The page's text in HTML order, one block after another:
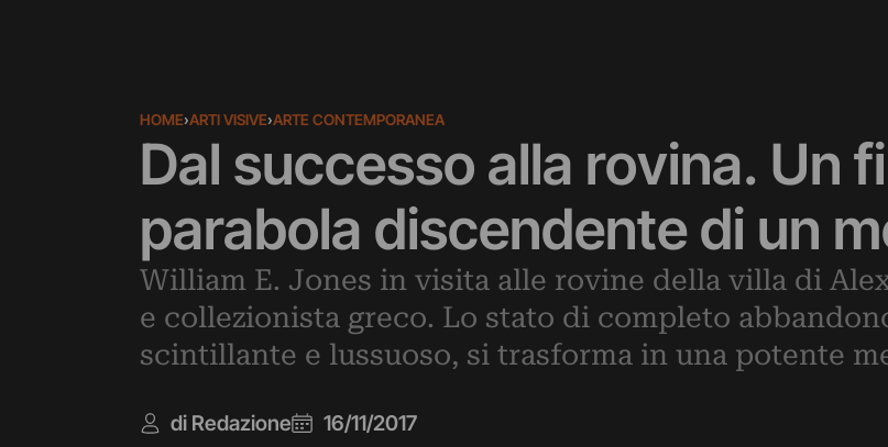
HOME›ARTI VISIVE›ARTE CONTEMPORANEA
Dal successo alla rovina. Un
parabola discendente di un
William E. Jones in visita alle rovine della villa di
e collezionista greco. Lo stato di completo
scintillante e lussuoso, si trasforma in una potente
di Redazione 16/11/2017